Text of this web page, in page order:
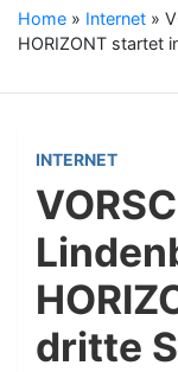
Home » Internet »
HORIZONT startet
INTERNET
dritte